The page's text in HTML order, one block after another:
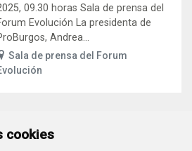
cookies
09.30 horas Sala de prensa del
Evolución La presidenta de
Andrea...
Sala de prensa del Forum